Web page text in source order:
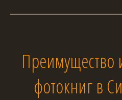
Преимущество
фотокниг в